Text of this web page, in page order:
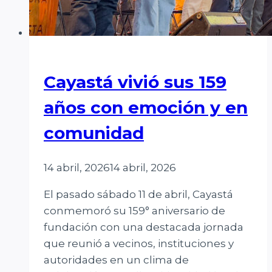
Cayastá vivió sus 159
años con emoción y en
comunidad
14 abril, 202614 abril, 2026
El pasado sábado 11 de abril, Cayastá
conmemoró su 159° aniversario de
fundación con una destacada jornada
que reunió a vecinos, instituciones y
autoridades en un clima de